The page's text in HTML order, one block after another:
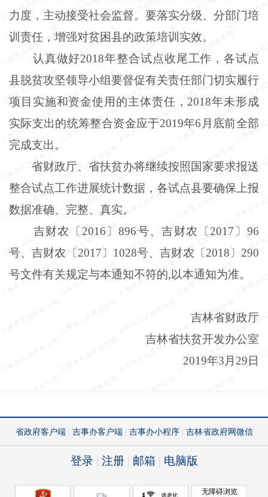
力度，主动接受社会监督。要落实分级、分部门培
训责任，增强对贫困县的政策培训实效。
认真做好2018年整合试点收尾工作，各试点
县脱贫攻坚领导小组要督促有关责任部门切实履行
项目实施和资金使用的主体责任，2018年未形成
实际支出的统筹整合资金应于2019年6月底前全部
完成支出。
省财政厅、省扶贫办将继续按照国家要求报送
整合试点工作进展统计数据，各试点县要确保上报
数据准确、完整、真实。
吉财农〔2016〕896号、吉财农〔2017〕96
号、吉财农〔2017〕1028号、吉财农〔2018〕290
号文件有关规定与本通知不符的,以本通知为准。
吉林省财政厅
吉林省扶贫开发办公室
2019年3月29日